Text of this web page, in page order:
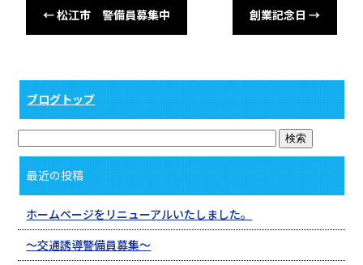
←松江市 警備員募集中 創業記念日 →
ブログトップ
最近の投稿
ホームページをリニューアルいたしました。
〜交通誘導警備員募集〜